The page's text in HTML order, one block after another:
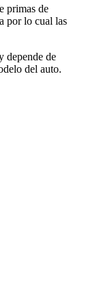
primas de
por lo cual las
depende de
del auto.